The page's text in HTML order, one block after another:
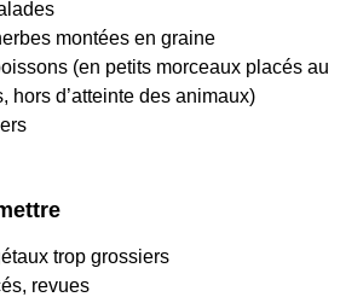
montées en graine
(en petits morceaux placés au
hors d’atteinte des animaux)
trop grossiers
revues